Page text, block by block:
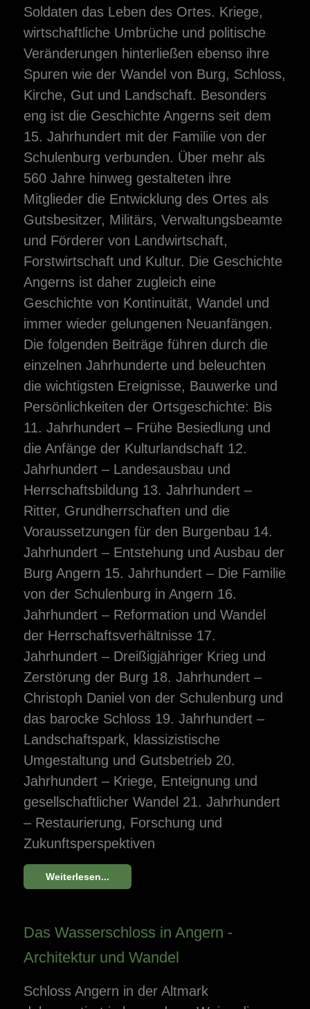
Soldaten das Leben des Ortes. Kriege,
wirtschaftliche Umbrüche und politische
Veränderungen hinterließen ebenso ihre
Spuren wie der Wandel von Burg, Schloss,
Kirche, Gut und Landschaft. Besonders
eng ist die Geschichte Angerns seit dem
15. Jahrhundert mit der Familie von der
Schulenburg verbunden. Über mehr als
560 Jahre hinweg gestalteten ihre
Mitglieder die Entwicklung des Ortes als
Gutsbesitzer, Militärs, Verwaltungsbeamte
und Förderer von Landwirtschaft,
Forstwirtschaft und Kultur. Die Geschichte
Angerns ist daher zugleich eine
Geschichte von Kontinuität, Wandel und
immer wieder gelungenen Neuanfängen.
Die folgenden Beiträge führen durch die
einzelnen Jahrhunderte und beleuchten
die wichtigsten Ereignisse, Bauwerke und
Persönlichkeiten der Ortsgeschichte: Bis
11. Jahrhundert – Frühe Besiedlung und
die Anfänge der Kulturlandschaft 12.
Jahrhundert – Landesausbau und
Herrschaftsbildung 13. Jahrhundert –
Ritter, Grundherrschaften und die
Voraussetzungen für den Burgenbau 14.
Jahrhundert – Entstehung und Ausbau der
Burg Angern 15. Jahrhundert – Die Familie
von der Schulenburg in Angern 16.
Jahrhundert – Reformation und Wandel
der Herrschaftsverhältnisse 17.
Jahrhundert – Dreißigjähriger Krieg und
Zerstörung der Burg 18. Jahrhundert –
Christoph Daniel von der Schulenburg und
das barocke Schloss 19. Jahrhundert –
Landschaftspark, klassizistische
Umgestaltung und Gutsbetrieb 20.
Jahrhundert – Kriege, Enteignung und
gesellschaftlicher Wandel 21. Jahrhundert
– Restaurierung, Forschung und
Zukunftsperspektiven
Weiterlesen...
Das Wasserschloss in Angern -
Architektur und Wandel
Schloss Angern in der Altmark